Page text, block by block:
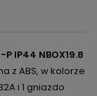
IP44 NBOX19.8
z ABS, w kolorze
i 1 gniazdo